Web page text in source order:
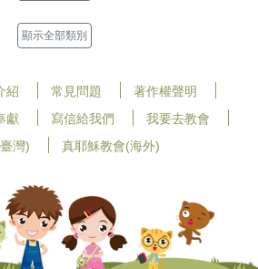
顯示全部類別
紹 常見問題
著作權聲明
獻 寫信給我們
我要去教會
灣)
真耶穌教會(海外)